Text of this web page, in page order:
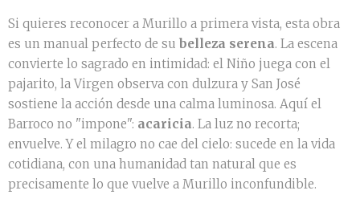
Si quieres reconocer a Murillo a primera vista, esta obra
es un manual perfecto de su belleza serena. La escena
convierte lo sagrado en intimidad: el Niño juega con el
pajarito, la Virgen observa con dulzura y San José
sostiene la acción desde una calma luminosa. Aquí el
Barroco no "impone": acaricia. La luz no recorta;
envuelve. Y el milagro no cae del cielo: sucede en la vida
cotidiana, con una humanidad tan natural que es
precisamente lo que vuelve a Murillo inconfundible.